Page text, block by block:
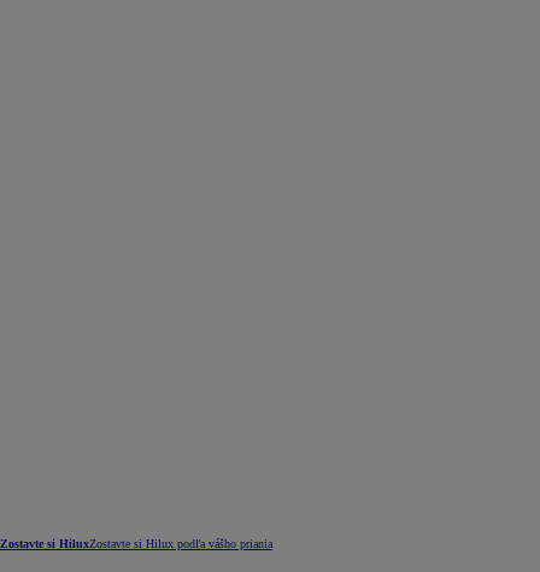
Zostavte si HiluxZostavte si Hilux podľa vášho priania